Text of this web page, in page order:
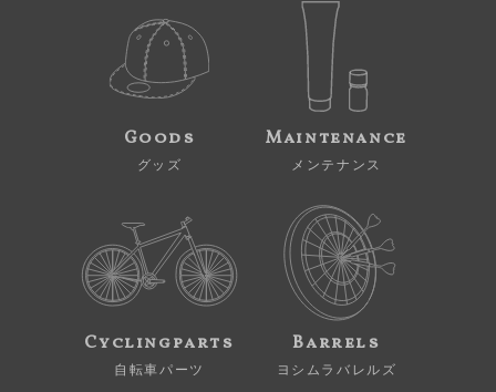
Goods
グッズ
Maintenance
メンテナンス
Cyclingparts
自転車パーツ
Barrels
ヨシムラバレルズ